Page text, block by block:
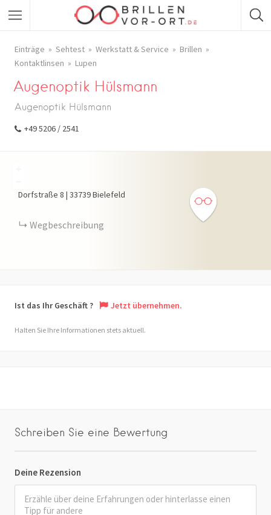
Einträge Sehtest Werkstatt & Service
Brillen
Kontaktlinsen
Lupen
Augenoptik Hülsmann
Augenoptik Hülsmann
+49 5206 / 2541
Dorfstraße 8 | 33739Bielefeld
Wegbeschreibung
Ist das Ihr Geschäft ? Jetzt übernehmen.
Halten Sie Ihre Informationen stets aktuell.
Schreiben Sie eine Bewertung
Deine Rezension